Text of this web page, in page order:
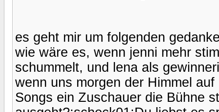
es geht mir um folgenden
wie wäre es, wenn jenni mehr
schummelt, und lena als
wenn uns morgen der Himmel
Songs ein Zuschauer die Bühne